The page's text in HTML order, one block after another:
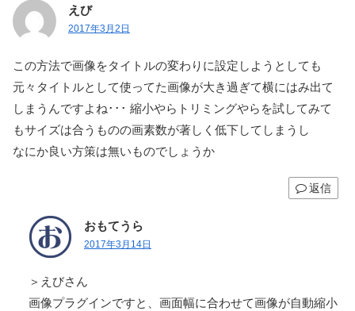
えび
2017年3月2日
この方法で画像をタイトルの変わりに設定しようとしても
元々タイトルとして使ってた画像が大き過ぎて横にはみ出て
しまうんですよね･･･ 縮小やらトリミングやらを試してみて
もサイズは合うものの画素数が著しく低下してしまうし
なにか良い方策は無いものでしょうか
返信
おもてうら
2017年3月14日
＞えびさん
画像プラグインですと、画面幅に合わせて画像が自動縮小